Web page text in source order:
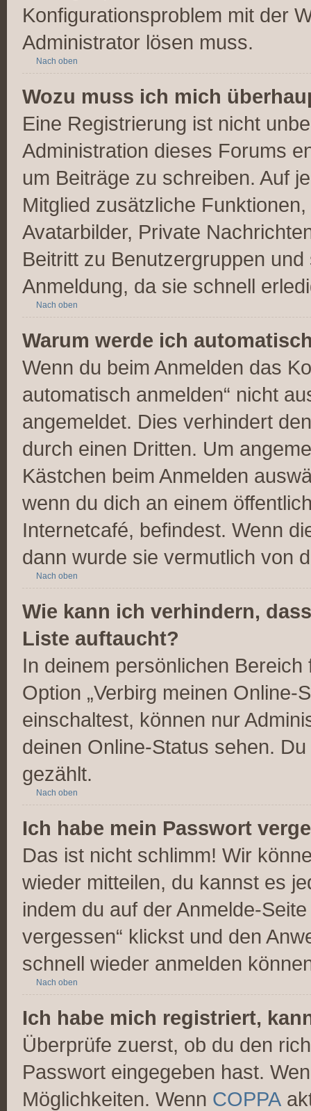
Konfigurationsproblem mit der
Administrator lösen muss.
Nach oben
Wozu muss ich mich
Eine Registrierung ist nicht
Administration dieses Forums
um Beiträge zu schreiben. Auf
Mitglied zusätzliche
Avatarbilder, Private
Beitritt zu Benutzergruppen
Anmeldung, da sie schnell
Nach oben
Warum werde ich
Wenn du beim Anmelden das
automatisch anmelden“ nicht
angemeldet. Dies verhindert
durch einen Dritten. Um
Kästchen beim Anmelden
wenn du dich an einem
Internetcafé, befindest. Wenn
dann wurde sie vermutlich von
Nach oben
Wie kann ich verhindern,
Liste auftaucht?
In deinem persönlichen
Option „Verbirg meinen Online-
einschaltest, können nur
deinen Online-Status sehen.
gezählt.
Nach oben
Ich habe mein Passwort
Das ist nicht schlimm! Wir
wieder mitteilen, du kannst es
indem du auf der Anmelde-
vergessen“ klickst und den
schnell wieder anmelden
Nach oben
Ich habe mich registriert,
Überprüfe zuerst, ob du den
Passwort eingegeben hast.
Möglichkeiten. Wenn COPPA